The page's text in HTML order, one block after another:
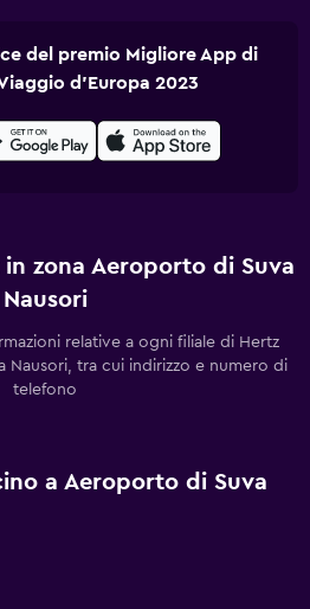
del premio Migliore App di
d'Europa 2023
zona Aeroporto di Suva
Nausori
relative a ogni filiale di Hertz
Nausori, tra cui indirizzo e numero di
telefono
a Aeroporto di Suva